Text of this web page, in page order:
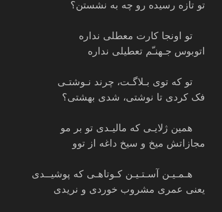
تو تازه رسیده رو چه به نشستن؟
تو اونجا کارت معطلی نداره
اتوبوس جـهنـّم تعطیلی نداره
تو که توی بـلاگـت، چرند نـوشتـی
فک کردی تا نوشتی، شدی بهشتی؟
همین ژلایـی که مالیـدی تو بر مو
مجازاتش میخ و سیخ داغه از توو
هـمـیـن آسـتـیـن کـوتاهـی که پوشیــدی
یعنی عمری مشروب خوردی و نریدی